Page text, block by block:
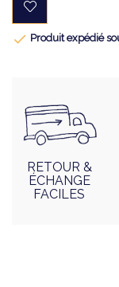
 Produit expédié
RETOUR &
ÉCHANGE
FACILES